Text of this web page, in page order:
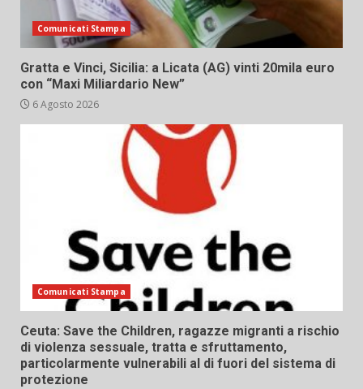
Comunicati Stampa
Gratta e Vinci, Sicilia: a Licata (AG) vinti 20mila euro
con “Maxi Miliardario New”
6 Agosto 2026
Comunicati Stampa
Ceuta: Save the Children, ragazze migranti a rischio
di violenza sessuale, tratta e sfruttamento,
particolarmente vulnerabili al di fuori del sistema di
protezione